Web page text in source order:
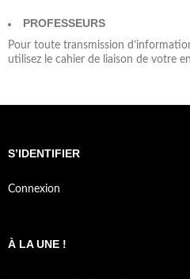
PROFESSEURS
Pour toute transmission
utilisez le cahier de liaison de votre
S’IDENTIFIER
Connexion
À LA UNE !